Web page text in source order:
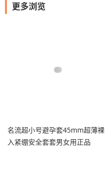
更多浏览
名流超小号避孕套45mm超薄裸
入紧绷安全套套男女用正品